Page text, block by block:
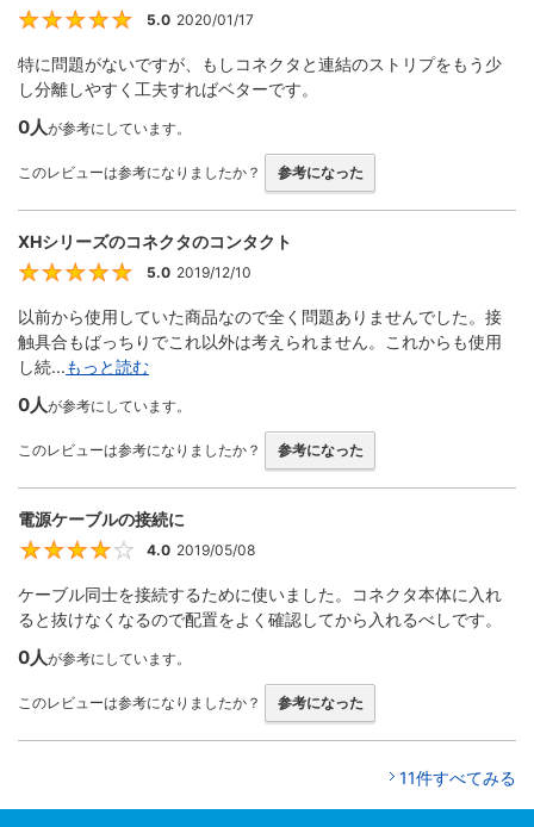
5
5.0 2020/01/17
特に問題がないですが、もしコネクタと連結のストリプをもう少
し分離しやすく工夫すればベターです。
0人が参考にしています。
このレビューは参考になりましたか？ 参考になった
XHシリーズのコネクタのコンタクト
5.0 2019/12/10
以前から使用していた商品なので全く問題ありませんでした。接
触具合もばっちりでこれ以外は考えられません。これからも使用
し続...もっと読む
0人が参考にしています。
このレビューは参考になりましたか？ 参考になった
電源ケーブルの接続に
4
4.0 2019/05/08
ケーブル同士を接続するために使いました。コネクタ本体に入れ
ると抜けなくなるので配置をよく確認してから入れるべしです。
0人が参考にしています。
このレビューは参考になりましたか？ 参考になった
11件すべてみる